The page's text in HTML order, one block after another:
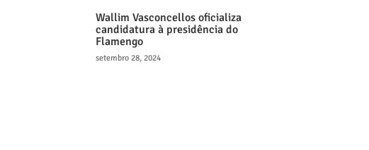
Wallim Vasconcellos oficializa
candidatura à presidência do
Flamengo
setembro 28, 2024